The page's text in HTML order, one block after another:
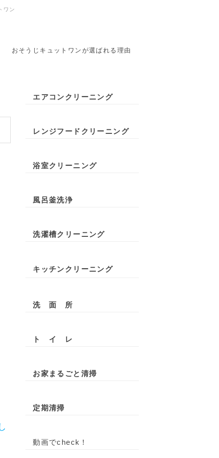
ワン
おそうじキュットワンが選ばれる理由
エアコンクリーニング
レンジフードクリーニング
浴室クリーニング
風呂釜洗浄
洗濯槽クリーニング
キッチンクリーニング
洗 面 所
ト イ レ
お家まるごと清掃
定期清掃
動画でcheck！